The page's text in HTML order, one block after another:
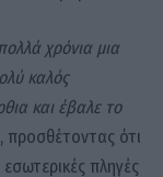
χρόνια μια
καλός
και έβαλε το
προσθέτοντας ότι
πληγές